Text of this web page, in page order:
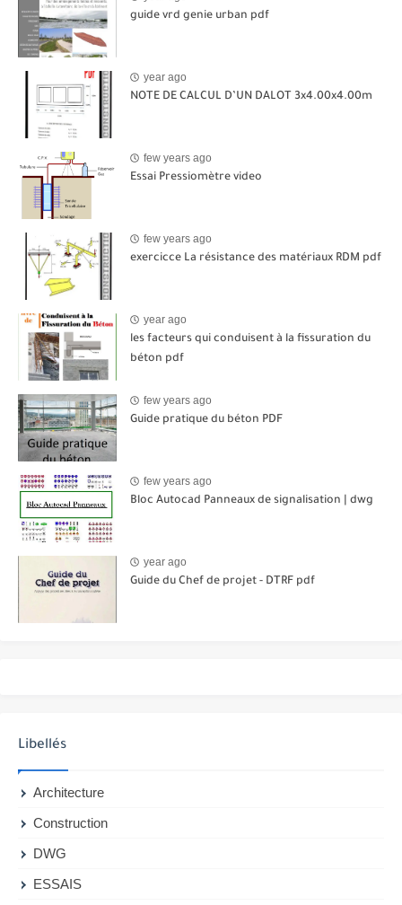
guide vrd genie urban pdf
year ago
NOTE DE CALCUL D’UN DALOT 3x4.00x4.00m
few years ago
Essai Pressiomètre video
few years ago
exercicce La résistance des matériaux RDM pdf
year ago
les facteurs qui conduisent à la fissuration du
béton pdf
few years ago
Guide pratique du béton PDF
few years ago
Bloc Autocad Panneaux de signalisation | dwg
year ago
Guide du Chef de projet - DTRF pdf
Libellés
Architecture
Construction
DWG
ESSAIS